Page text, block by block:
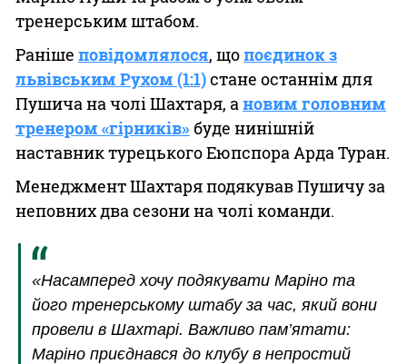
тренерським штабом.
Раніше повідомлялося, щопоєдинок з
львівським Рухом (1:1)стане останнім для
Пушича на чолі Шахтаря, ановим головним
тренером «гірників» буде нинішній
наставник турецького Еюпспора Арда Туран.
Менеджмент Шахтаря подякував Пушичу за
неповних два сезони на чолі команди.
«Насамперед хочу подякувати Маріно та
його тренерському штабу за час, який вони
провели в Шахтарі. Важливо пам’ятати:
Маріно приєднався до клубу в непростий